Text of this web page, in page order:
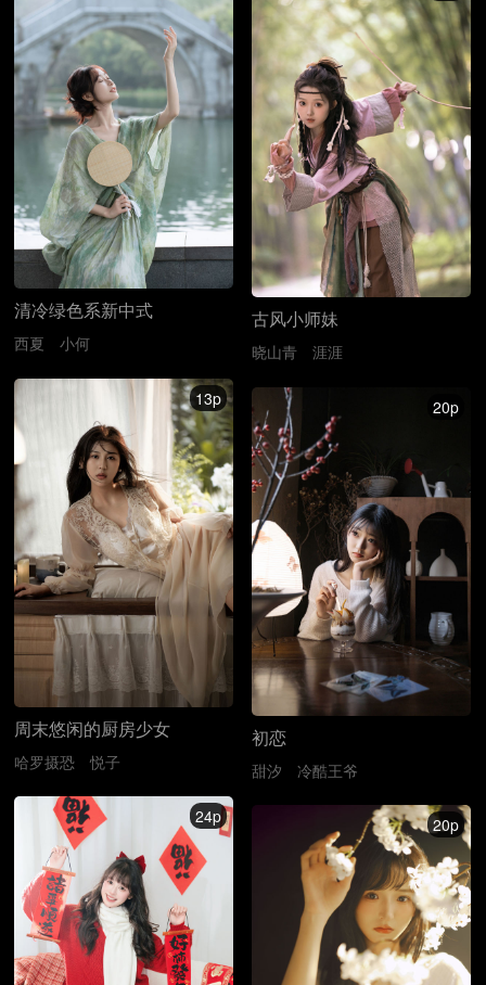
清冷绿色系新中式
西夏 小何
古风小师妹
晓山青 涯涯
13p
周末悠闲的厨房少女
哈罗摄恐 悦子
20p
初恋
甜汐 冷酷王爷
24p 20p